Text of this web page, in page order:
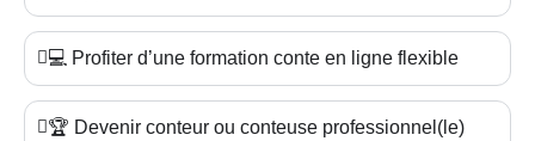
💻 Profiter d’une formation conte en ligne flexible
🏆 Devenir conteur ou conteuse professionnel(le)